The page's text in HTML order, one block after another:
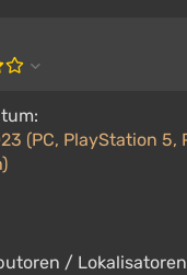
(PC, PlayStation 5,
/